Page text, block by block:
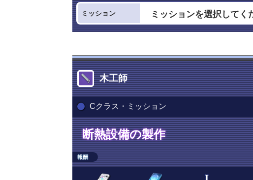
ミッション
木工師
Cクラス・ミッション
断熱設備の製作
報酬